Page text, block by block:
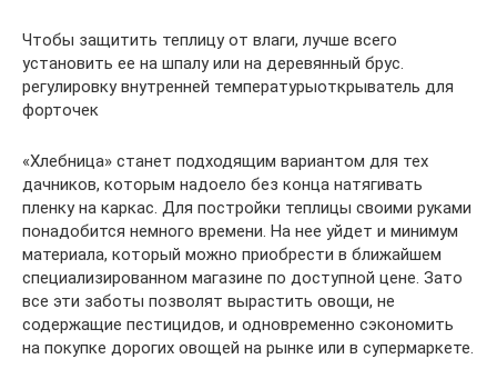
Чтобы защитить теплицу от влаги, лучше всего
установить ее на шпалу или на деревянный брус.
регулировку внутренней температурыоткрыватель для
форточек
«Хлебница» станет подходящим вариантом для тех
дачников, которым надоело без конца натягивать
пленку на каркас. Для постройки теплицы своими руками
понадобится немного времени. На нее уйдет и минимум
материала, который можно приобрести в ближайшем
специализированном магазине по доступной цене. Зато
все эти заботы позволят вырастить овощи, не
содержащие пестицидов, и одновременно сэкономить
на покупке дорогих овощей на рынке или в супермаркете.